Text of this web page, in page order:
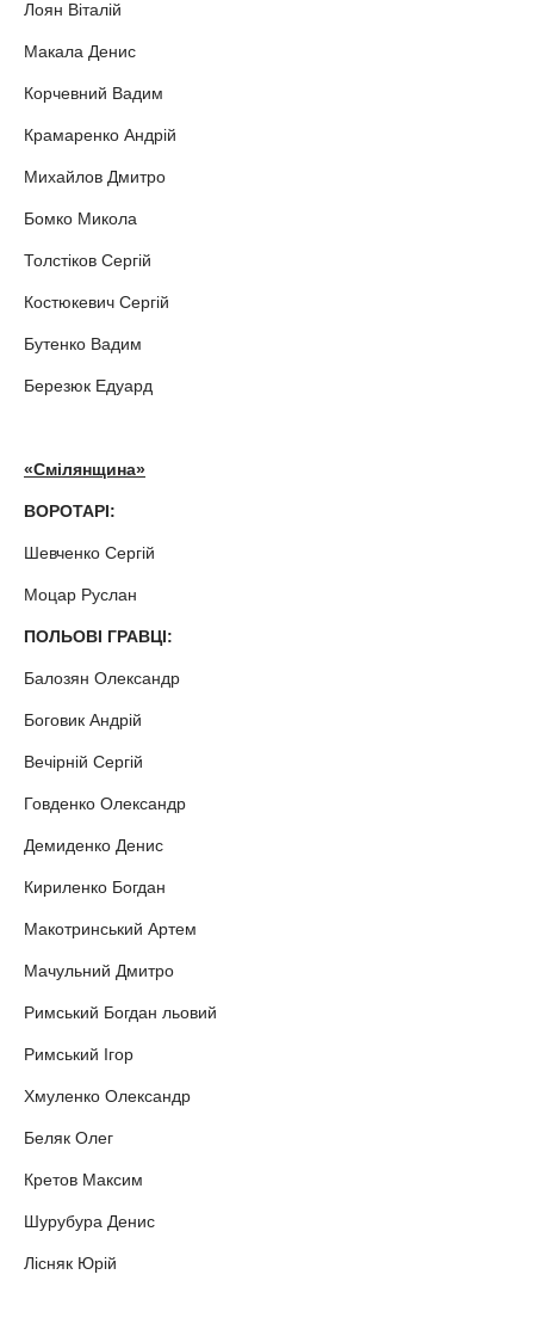
Лоян Віталій
Макала Денис
Корчевний Вадим
Крамаренко Андрій
Михайлов Дмитро
Бомко Микола
Толстіков Сергій
Костюкевич Сергій
Бутенко Вадим
Березюк Едуард
«Смілянщина»
ВОРОТАРІ:
Шевченко Сергій
Моцар Руслан
ПОЛЬОВІ ГРАВЦІ:
Балозян Олександр
Боговик Андрій
Вечірній Сергій
Говденко Олександр
Демиденко Денис
Кириленко Богдан
Макотринський Артем
Мачульний Дмитро
Римський Богдан льовий
Римський Ігор
Хмуленко Олександр
Беляк Олег
Кретов Максим
Шурубура Денис
Лісняк Юрій